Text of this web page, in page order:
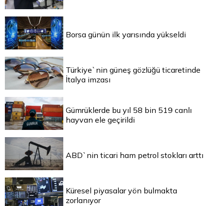
Borsa günün ilk yarısında yükseldi
Türkiye`nin güneş gözlüğü ticaretinde
İtalya imzası
Gümrüklerde bu yıl 58 bin 519 canlı
hayvan ele geçirildi
ABD`nin ticari ham petrol stokları arttı
Küresel piyasalar yön bulmakta
zorlanıyor